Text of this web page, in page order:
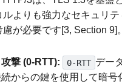
よりも強力なセキュリ
が必要です[3, Section 9]。
撃 (0-RTT): 0-RTT デー
続からの鍵を使用して暗号